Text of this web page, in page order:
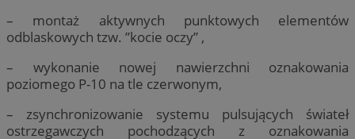
– montaż aktywnych punktowych elementów
odblaskowych tzw. ”kocie oczy” ,
– wykonanie nowej nawierzchni oznakowania
poziomego P-10 na tle czerwonym,
– zsynchronizowanie systemu pulsujących świateł
ostrzegawczych pochodzących z oznakowania